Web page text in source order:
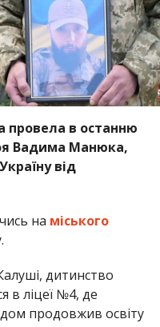
провела в останню
Вадима Манюка,
від
на міського
дитинство
в ліцеї №4, де
продовжив освіту